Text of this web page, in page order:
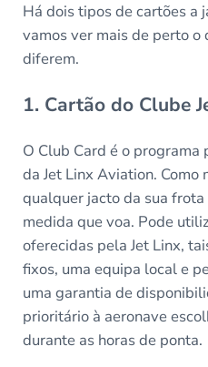
Há dois tipos de cartões a
vamos ver mais de perto o
diferem.
1. Cartão do Clube
O Club Card é o
da Jet Linx Aviation. Como
qualquer jacto da sua
medida que voa. Pode
oferecidas pela Jet Linx,
fixos, uma equipa local e
uma garantia de
prioritário à aeronave
durante as horas de ponta.